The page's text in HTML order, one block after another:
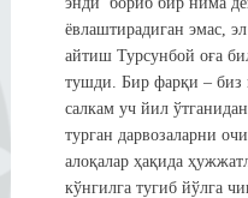
ёвлаштирадиган эмас,
айтиш Турсунбой оға
тушди. Бир фарқи – биз
салкам уч йил
турган дарвозаларни
алоқалар ҳақида
кўнгилга тугиб йўлга